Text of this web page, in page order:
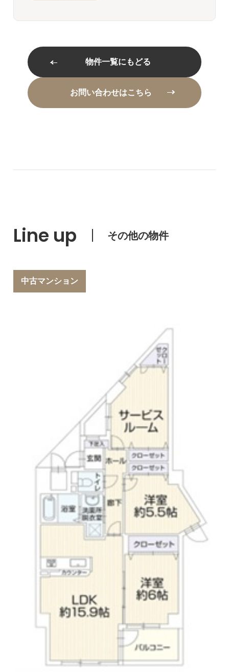
物件一覧にもどる
お問い合わせはこちら
Line up その他の物件
中古マンション